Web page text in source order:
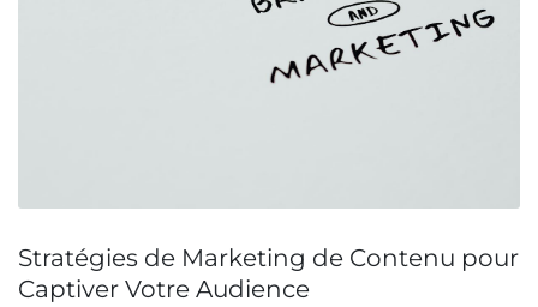
Stratégies de Marketing de Contenu pour
Captiver Votre Audience